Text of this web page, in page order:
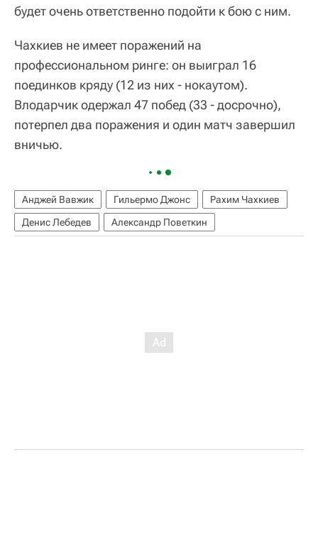
будет очень ответственно подойти к бою с ним.
Чахкиев не имеет поражений на
профессиональном ринге: он выиграл 16
поединков кряду (12 из них - нокаутом).
Влодарчик одержал 47 побед (33 - досрочно),
потерпел два поражения и один матч завершил
вничью.
Анджей Вавжик Гильермо Джонс
Рахим Чахкиев
Денис Лебедев
Александр Поветкин